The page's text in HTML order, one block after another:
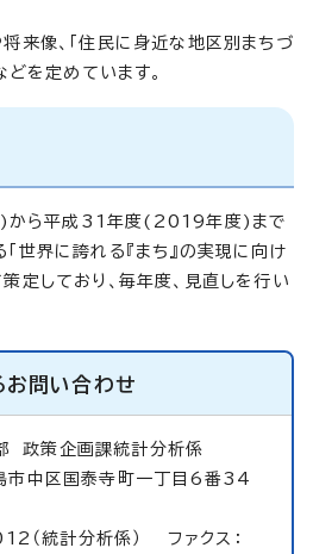
来像、「住民に身近な地区別まちづ
を定めています。
ら平成31年度(2019年度)まで
世界に誇れる『まち』の実現に向け
定しており、毎年度、見直しを行い
お問い合わせ
部政策企画課統計分析係
中区国泰寺町一丁目6番34
統計分析係） ファクス：